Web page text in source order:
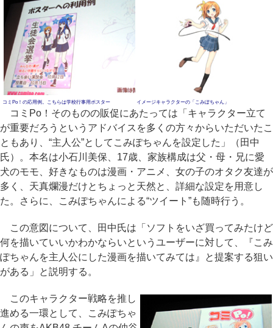
コミPo！の応用例。こちらは学校行事用ポスター イメージキャラクターの「こみぽちゃん」
コミPo！そのものの販促にあたっては「キャラクター立て
が重要だろうというアドバイスを多くの方々からいただいたこ
ともあり、“主人公”としてこみぽちゃんを設定した」（田中
氏）。本名は小石川美保、17歳、家族構成は父・母・兄に愛
犬のモモ、好きなものは漫画・アニメ、女の子のオタク友達が
多く、天真爛漫だけとちょっと天然と、詳細な設定を用意し
た。さらに、こみぽちゃんによる“ツイート”も随時行う。
この意図について、田中氏は「ソフトをいざ買ってみたけど
何を描いていいかわかならいというユーザーに対して、『こみ
ぽちゃんを主人公にした漫画を描いてみては』と提案する狙い
がある」と説明する。
このキャラクター戦略を推し
進める一環として、こみぽちゃ